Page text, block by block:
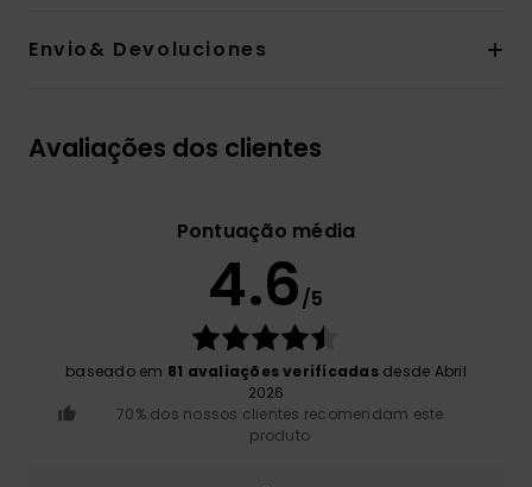
Envio& Devoluciones
Avaliações dos clientes
Pontuação média
4.6/5
baseado em 81 avaliações verificadasdesde Abril
2026
70% dos nossos clientes recomendam este
produto